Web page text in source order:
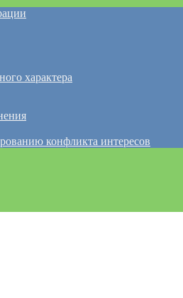
характера
конфликта интересов